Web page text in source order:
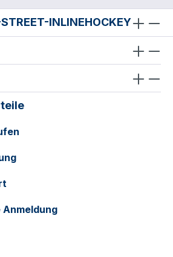
INLINEHOCKEY
Anmeldung